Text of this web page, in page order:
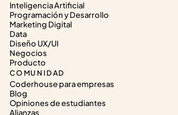
Inteligencia Artificial
Programación y Desarrollo
Marketing Digital
Data
Diseño UX/UI
Negocios
Producto
COMUNIDAD
Coderhouse para empresas
Blog
Opiniones de estudiantes
Alianzas